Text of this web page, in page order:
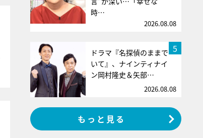
時…
2026.08.08
5
ドラマ『名探偵のままで
いて』、ナインティナイ
ン岡村隆史＆矢部…
2026.08.08
もっと見る